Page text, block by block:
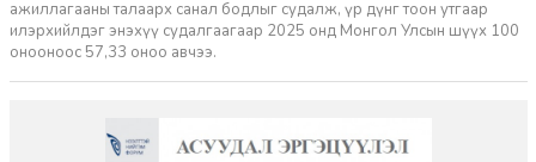
ажиллагааны талаарх санал бодлыг судалж, үр дүнг тоон утгаар
илэрхийлдэг энэхүү судалгаагаар 2025 онд Монгол Улсын шүүх 100
онооноос 57,33 оноо авчээ.